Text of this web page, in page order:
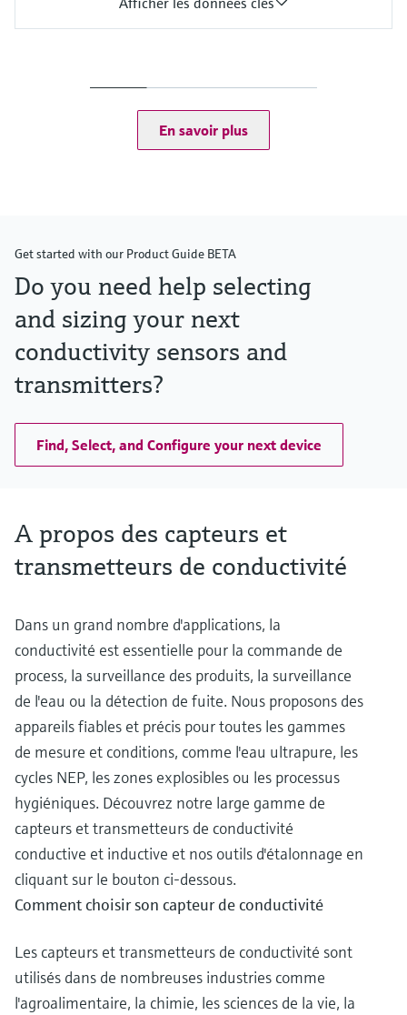
Sortie / communication
2 à 8x sortie courant 0/4 à 20 mA
Relais alarme, 2x relais, Profibus DP, Modbus RS485,
En savoir plus
Get started with our Product Guide BETA
Do you need help selecting
and sizing your next
conductivity sensors and
transmitters?
Find, Select, and Configure your next device
A propos des capteurs et
transmetteurs de conductivité
Dans un grand nombre d'applications, la
conductivité est essentielle pour la commande de
process, la surveillance des produits, la surveillance
de l'eau ou la détection de fuite. Nous proposons des
appareils fiables et précis pour toutes les gammes
de mesure et conditions, comme l'eau ultrapure, les
cycles NEP, les zones explosibles ou les processus
hygiéniques. Découvrez notre large gamme de
capteurs et transmetteurs de conductivité
conductive et inductive et nos outils d'étalonnage en
cliquant sur le bouton ci-dessous.
Comment choisir son capteur de conductivité
Les capteurs et transmetteurs de conductivité sont
utilisés dans de nombreuses industries comme
l'agroalimentaire, la chimie, les sciences de la vie, la